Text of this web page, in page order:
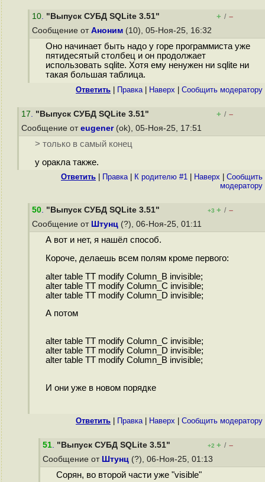
10. "Выпуск СУБД SQLite 3.51" + / –
Сообщение от Аноним (10), 05-Ноя-25, 16:32
Оно начинает быть надо у горе программиста уже
пятидесятый столбец и он продолжает
использовать sqlite. Хотя ему ненужен ни sqlite ни
такая большая таблица.
Ответить Правка| Наверх Cообщить модератору
17. "Выпуск СУБД SQLite 3.51" + / –
Сообщение от eugener(ok), 05-Ноя-25, 17:51
> только в самый конец
у оракла также.
Ответить Правка| К родителю #1 Наверх
Cообщить
модератору
50. "Выпуск СУБД SQLite 3.51" +3 + / –
Сообщение от Штунц (?), 06-Ноя-25, 01:11
А вот и нет, я нашёл способ.
Короче, делаешь всем полям кроме первого:
alter table TT modify Column_B invisible;
alter table TT modify Column_C invisible;
alter table TT modify Column_D invisible;
А потом
alter table TT modify Column_C invisible;
alter table TT modify Column_D invisible;
alter table TT modify Column_B invisible;
И они уже в новом порядке
Ответить Правка| Наверх Cообщить модератору
51. "Выпуск СУБД SQLite 3.51" +2 + / –
Сообщение от Штунц (?), 06-Ноя-25, 01:13
Сорян, во второй части уже "visible"